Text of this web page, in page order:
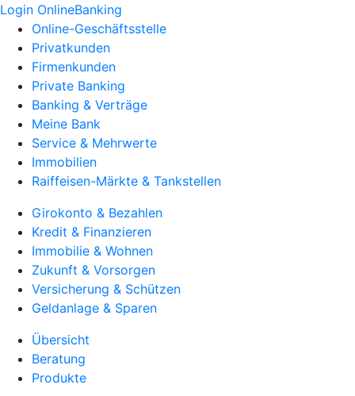
Login OnlineBanking
Online-Geschäftsstelle
Privatkunden
Firmenkunden
Private Banking
Banking & Verträge
Meine Bank
Service & Mehrwerte
Immobilien
Raiffeisen-Märkte & Tankstellen
Girokonto & Bezahlen
Kredit & Finanzieren
Immobilie & Wohnen
Zukunft & Vorsorgen
Versicherung & Schützen
Geldanlage & Sparen
Übersicht
Beratung
Produkte